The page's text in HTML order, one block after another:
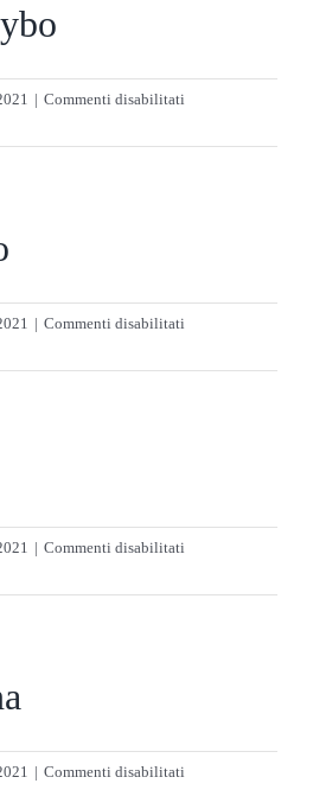
| Commenti disabilitati
di
| Commenti disabilitati
Fornaretto
| Commenti disabilitati
No’
| Commenti disabilitati